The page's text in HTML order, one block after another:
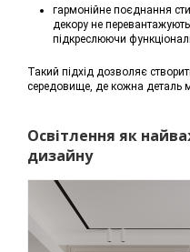
гармонійне поєднання
декору не перевантажують
підкреслюючи
Такий підхід дозволяє
середовище, де кожна деталь
Освітлення як
дизайну